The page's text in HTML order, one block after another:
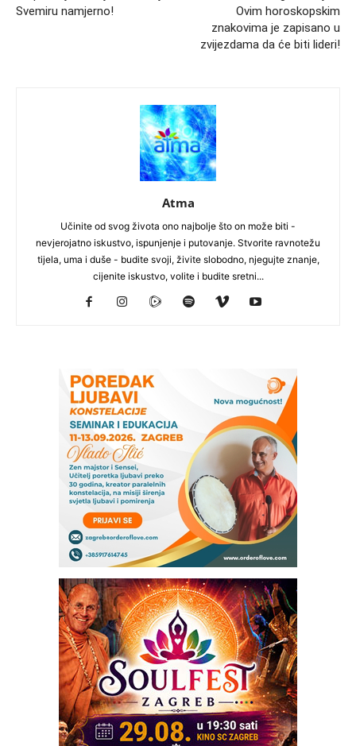
Svemiru namjerno!
Ovim horoskopskim
znakovima je zapisano u
zvijezdama da će biti lideri!
Atma
Učinite od svog života ono najbolje što on može biti -
nevjerojatno iskustvo, ispunjenje i putovanje. Stvorite ravnotežu
tijela, uma i duše - budite svoji, živite slobodno, njegujte znanje,
cijenite iskustvo, volite i budite sretni...